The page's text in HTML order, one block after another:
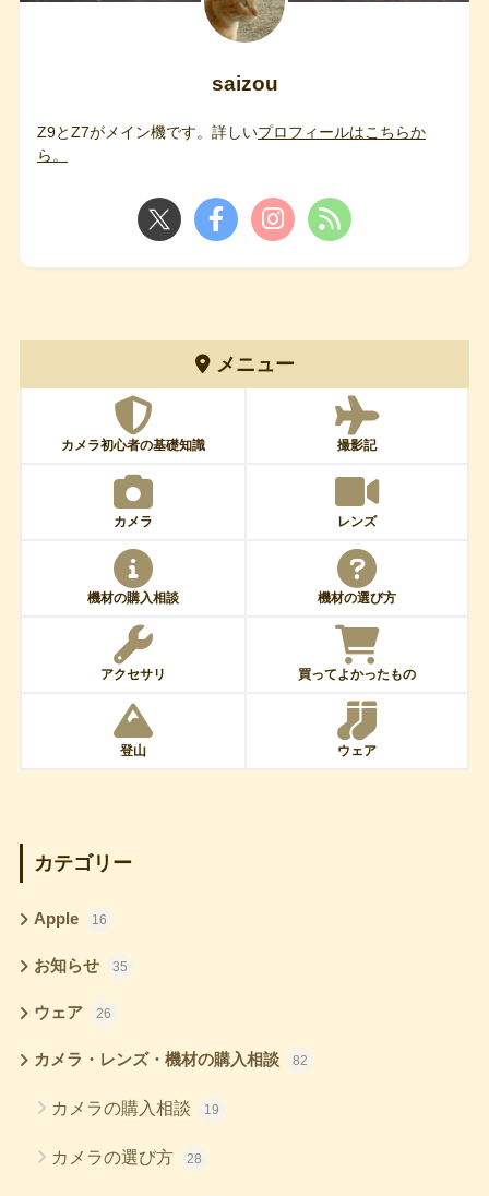
saizou
Z9とZ7がメイン機です。詳しいプロフィールはこちらか
ら。
メニュー
カメラ初心者の基礎知識 撮影記
カメラ レンズ
機材の購入相談 機材の選び方
アクセサリ 買ってよかったもの
登山 ウェア
カテゴリー
Apple 16
お知らせ 35
ウェア 26
カメラ・レンズ・機材の購入相談 82
カメラの購入相談 19
カメラの選び方 28